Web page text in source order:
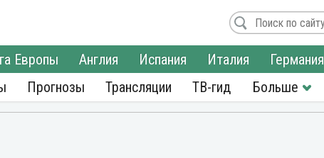
Европы Англия Испания Италия Германия
Прогнозы Трансляции ТВ-гид